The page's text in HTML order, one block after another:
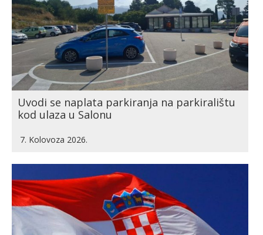
Uvodi se naplata parkiranja na parkiralištu
kod ulaza u Salonu
7. Kolovoza 2026.